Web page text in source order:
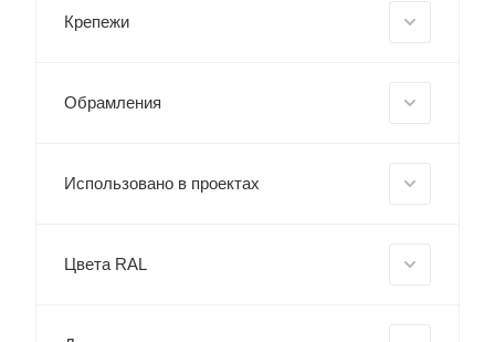
Крепежи
Обрамления
Использовано в проектах
Цвета RAL